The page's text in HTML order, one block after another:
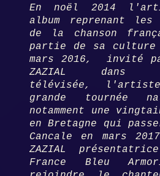
En noël 2014
album reprenant les
de la chanson
partie de sa culture
mars 2016, invité
ZAZIAL dans
télévisée, l'artiste
grande tournée
notamment une
en Bretagne qui
Cancale en mars
ZAZIAL
France Bleu